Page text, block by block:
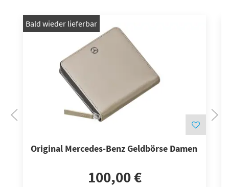
Bald wieder lieferbar
Original Mercedes-Benz Geldbörse Damen
100,00 €